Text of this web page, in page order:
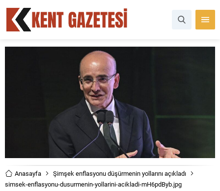
Anasayfa
Şimşek enflasyonu düşürmenin yollarını açıkladı
simsek-enflasyonu-dusurmenin-yollarini-acikladi-mH6pdByb.jpg